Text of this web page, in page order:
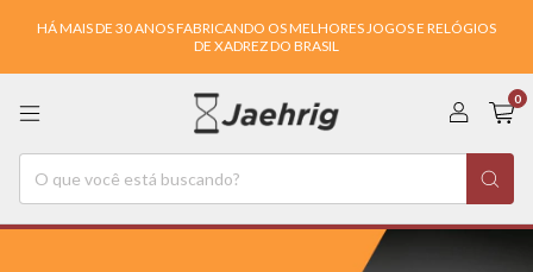
HÁ MAIS DE 30 ANOS FABRICANDO OS MELHORES JOGOS E RELÓGIOS
DE XADREZ DO BRASIL
0